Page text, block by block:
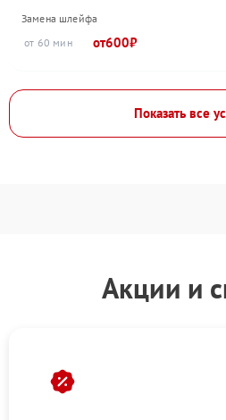
Замена шлейфа
60
600
Показать все
Акции и